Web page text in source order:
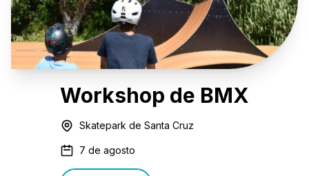
Workshop de BMX
Skatepark de Santa Cruz
7 de agosto